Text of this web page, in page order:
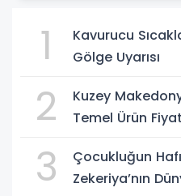
1
Kavurucu
Gölge Uyarısı
2
Kuzey
Temel Ürün
3
Çocukluğun
Zekeriya’nın